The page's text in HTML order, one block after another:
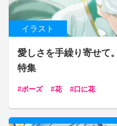
イラスト
愛しさを手繰り寄せて
特集
ポーズ 花 口に花